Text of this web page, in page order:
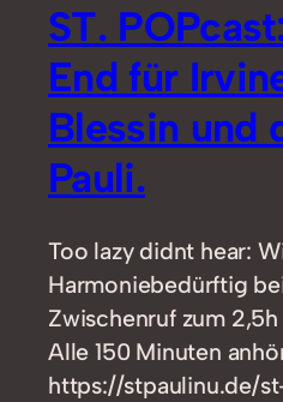
ST.
End für
Blessin und
Pauli.
Too lazy didnt hear:
Harmoniebedürftig
Zwischenruf zum 2,5h
Alle 150 Minuten
https://stpaulinu.de/